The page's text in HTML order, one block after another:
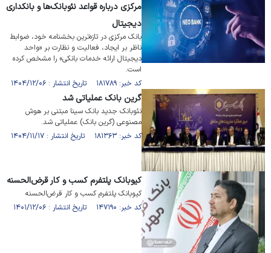
مرکزی درباره قواعد نئوبانک‌ها و بانکداری
دیجیتال
بانک مرکزی در تازه‌ترین بخشنامه خود، ضوابط
ناظر بر ایجاد، فعالیت و نظارت بر «واحد
دیجیتال ارائه خدمات بانکی» را مشخص کرده
است.
کد خبر: ۱۸۱۷۸۹ تاریخ انتشار : ۱۴۰۴/۱۲/۰۶
گرین بانک عملیاتی شد
نئوبانک جدید بانک سینا مبتنی بر هوش
مصنوعی (گرین بانک) عملیاتی شد.
کد خبر: ۱۸۱۳۶۳ تاریخ انتشار : ۱۴۰۴/۱۱/۱۷
کیوبانک پلتفرم کسب و کار قرض‌الحسنه
کیوبانک پلتفرم کسب و کار قرض‌الحسنه
کد خبر: ۱۴۷۱۹۰ تاریخ انتشار : ۱۴۰۱/۱۲/۰۶